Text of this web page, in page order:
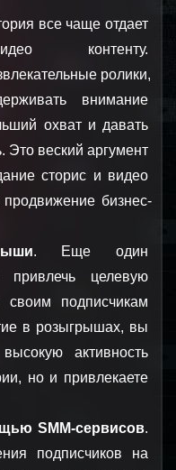
все чаще отдает
контенту.
ролики,
внимание
охват и давать
Это веский аргумент
сторис и видео
бизнес-
. Еще один
привлечь целевую
своим подписчикам
в розыгрышах, вы
активность
но и привлекаете
SMM-сервисов.
подписчиков на